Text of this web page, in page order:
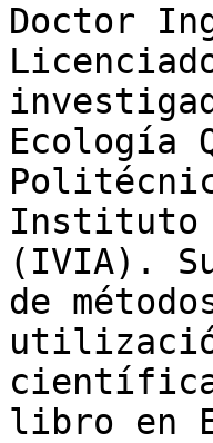
Doctor
Ecología
Instituto
(IVIA).
de
libro en